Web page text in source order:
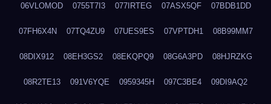
06VLOMOD 0755T7I3 077IRTEG 07ASX5QF 07BDB1DD
07FH6X4N 07TQ4ZU9 07UES9ES 07VPTDH1 08B99MM7
08DIX912 08EH3GS2 08EKQPQ9 08G6A3PD 08HJRZKG
08R2TE13 091V6YQE 0959345H 097C3BE4 09DI9AQ2